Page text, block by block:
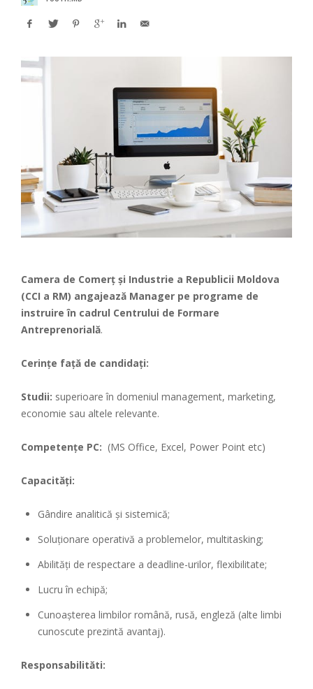
Camera de Comerț și Industrie a Republicii Moldova
(CCI a RM) angajează Manager pe programe de
instruire în cadrul Centrului de Formare
Antreprenorială.
Cerinţe faţă de candidaţi:
Studii: superioare în domeniul management, marketing,
economie sau altele relevante.
Competenţe PC: (MS Office, Excel, Power Point etc)
Capacităţi:
Gândire analitică şi sistemică;
Soluţionare operativă a problemelor, multitasking;
Abilităţi de respectare a deadline-urilor, flexibilitate;
Lucru în echipă;
Cunoaşterea limbilor română, rusă, engleză (alte limbi
cunoscute prezintă avantaj).
Responsabilităti: